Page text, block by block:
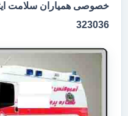
323036